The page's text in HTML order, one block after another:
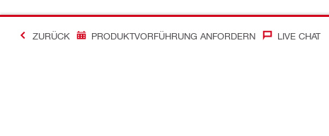
ZURÜCK PRODUKTVORFÜHRUNG ANFORDERN LIVE CHAT